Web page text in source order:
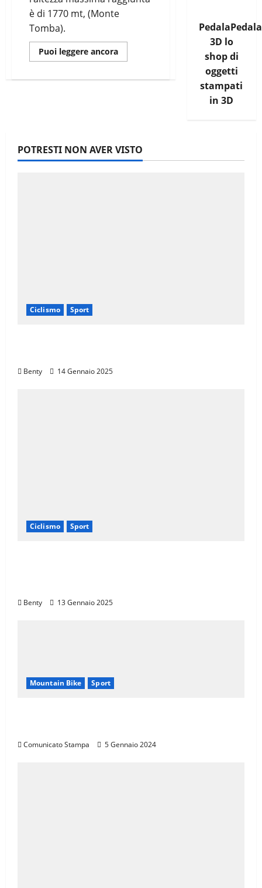
è di 1770 mt, (Monte
Tomba).
Puoi leggere ancoraLeggi
di
Lessinia
PedalaPedala
3D lo
shop di
oggetti
stampati
in 3D
POTRESTI NON AVER VISTO
Ciclismo Sport
Benty 14 Gennaio 2025
Ciclismo Sport
Benty 13 Gennaio 2025
Mountain Bike Sport
Comunicato Stampa 5 Gennaio 2024